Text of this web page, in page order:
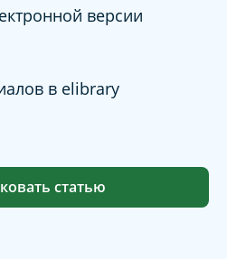
версии
в elibrary
статью